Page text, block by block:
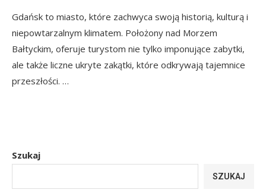
Gdańsk to miasto, które zachwyca swoją historią, kulturą i
niepowtarzalnym klimatem. Położony nad Morzem
Bałtyckim, oferuje turystom nie tylko imponujące zabytki,
ale także liczne ukryte zakątki, które odkrywają tajemnice
przeszłości. …
Szukaj
SZUKAJ